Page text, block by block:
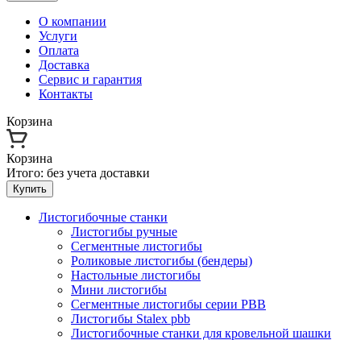
О компании
Услуги
Оплата
Доставка
Сервис и гарантия
Контакты
Корзина
Корзина
Итого: без учета доставки
Купить
Листогибочные станки
Листогибы ручные
Сегментные листогибы
Роликовые листогибы (бендеры)
Настольные листогибы
Мини листогибы
Сегментные листогибы серии PBB
Листогибы Stalex pbb
Листогибочные станки для кровельной шашки